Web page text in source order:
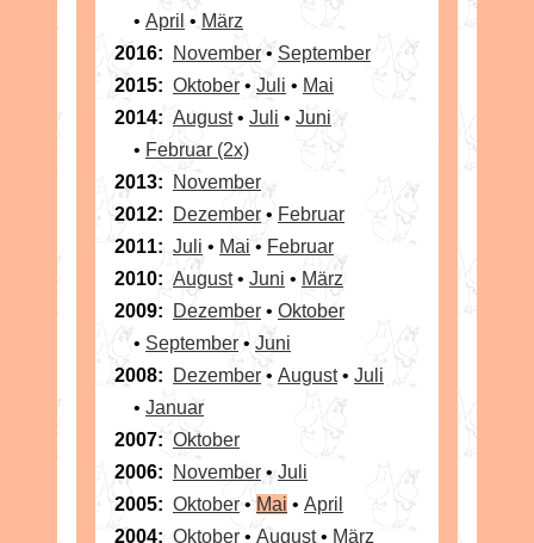
• April • März
2016:
November• September
2015: Oktober • Juli • Mai
2014: August• Juli • Juni
• Februar (2x)
2013:
November
2012:
Dezember • Februar
2011: Juli • Mai • Februar
2010: August• Juni • März
2009:
Dezember • Oktober
• September • Juni
2008:
Dezember • August• Juli
• Januar
2007: Oktober
2006:
November •Juli
2005: Oktober•Mai • April
2004: Oktober • August• März